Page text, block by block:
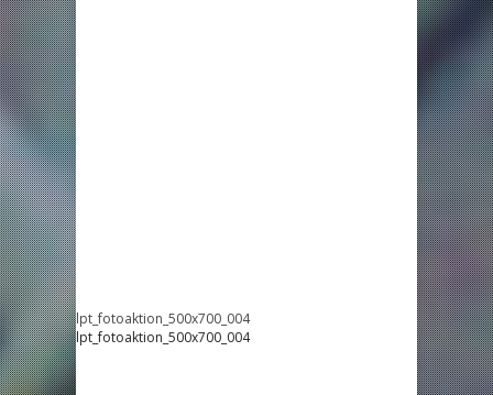
lpt_fotoaktion_500x700_004
lpt_fotoaktion_500x700_004